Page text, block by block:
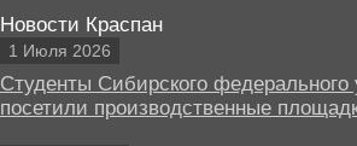
Новости Краспан
1 Июля 2026
Студенты Сибирского федерального
посетили производственные